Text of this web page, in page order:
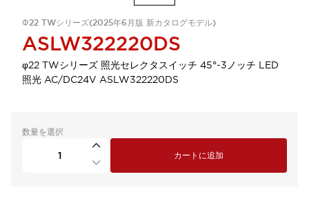
Φ22 TWシリーズ(2025年6月版 新カタログモデル)
ASLW322220DS
φ22 TWシリーズ 照光セレクタスイッチ 45°-3ノッチ LED
照光 AC/DC24V ASLW322220DS
数量を選択
カートに追加